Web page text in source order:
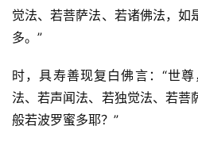
觉法、若菩萨法、若诸佛法，如
多。”
时，具寿善现复白佛言：“世
法、若声闻法、若独觉法、若菩
般若波罗蜜多耶？”